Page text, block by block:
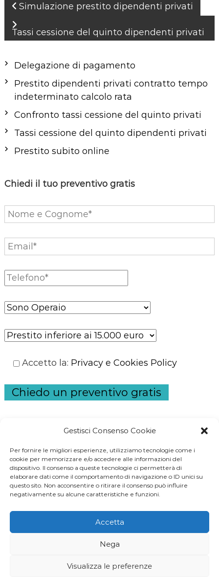
Gestisci Consenso Cookie
Per fornire le migliori esperienze, utilizziamo tecnologie come i
cookie per memorizzare e/o accedere alle informazioni del
dispositivo. Il consenso a queste tecnologie ci permetterà di
elaborare dati come il comportamento di navigazione o ID unici su
questo sito. Non acconsentire o ritirare il consenso può influire
negativamente su alcune caratteristiche e funzioni.
Accetta
Nega
Visualizza le preferenze
i
a
z
o
e
a
i
o
i
Simulazione prestito dipendenti privati
Tassi cessione del quinto dipendenti privati
Delegazione di pagamento
Prestito dipendenti privati contratto tempo
indeterminato calcolo rata
Confronto tassi cessione del quinto privati
Tassi cessione del quinto dipendenti privati
Prestito subito online
Chiedi il tuo preventivo gratis
Accetto la: Privacy e Cookies Policy
Chiedo un preventivo gratis
generatore di corrente-prestito noipa-prestiti
ascensori domestici